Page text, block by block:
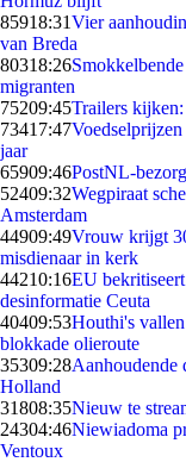
85918:31Vier
van Breda
80318:26
migranten
75209:45Trailers kijken:
73417:47
jaar
65909:46PostNL-
52409:32Wegpiraat
Amsterdam
44909:49Vrouw krijgt
misdienaar in kerk
44210:16EU
desinformatie Ceuta
40409:53Houthi's
blokkade olieroute
35309:28Aanhoudende
Holland
31808:35Nieuw te
24304:46Niewiadoma
Ventoux